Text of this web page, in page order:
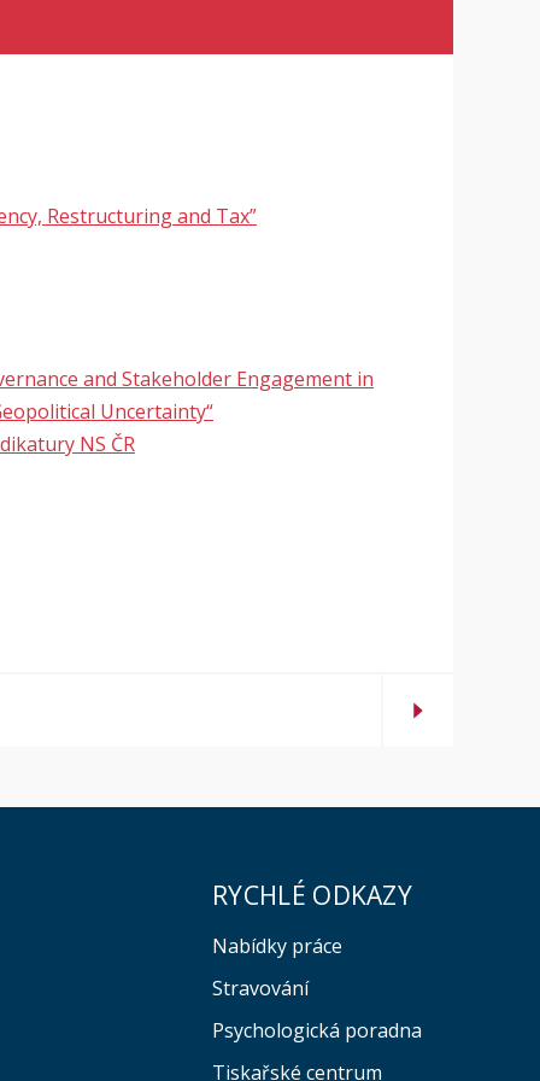
Restructuring and Tax”
and Stakeholder Engagement in
Uncertainty“
NS ČR
RYCHLÉ ODKAZY
Nabídky práce
Stravování
Psychologická poradna
Tiskařské centrum